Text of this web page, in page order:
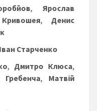
, Ярослав
, Денис
Іван Старченко
, Дмитро Клюса,
Гребенча, Матвій